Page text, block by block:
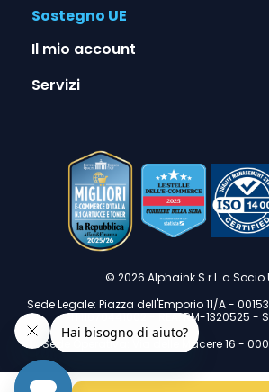
Sostegno UE
Il mio account
Servizi
© 2026 Alphaink S.r.l. a Socio
Sede Legale: Piazza dell'Emporio 11/A -
IT11670441002 - REA: RM-1320525 -
Sede Operativa: Via delle Macere 16 -